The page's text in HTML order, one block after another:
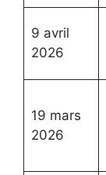
9 avril
2026
19 mars
2026